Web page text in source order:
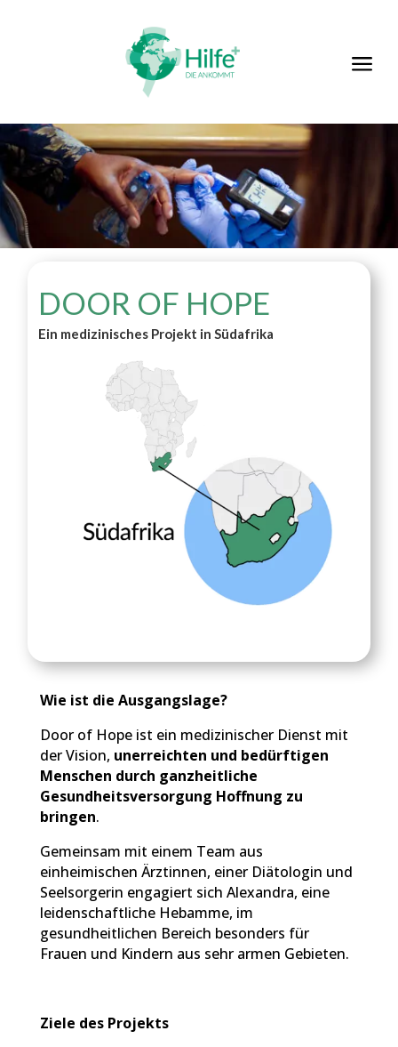
a
DOOR OF HOPE
Ein medizinisches Projekt in Südafrika
Wie ist die Ausgangslage?
Door of Hope ist ein medizinischer Dienst mit
der Vision, unerreichten und bedürftigen
Menschen durch ganzheitliche
Gesundheitsversorgung Hoffnung zu
bringen.
Gemeinsam mit einem Team aus
einheimischen Ärztinnen, einer Diätologin und
Seelsorgerin engagiert sich Alexandra, eine
leidenschaftliche Hebamme, im
gesundheitlichen Bereich besonders für
Frauen und Kindern aus sehr armen Gebieten.
Ziele des Projekts